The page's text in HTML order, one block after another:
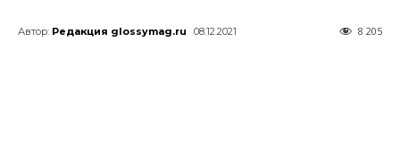
Автор: Редакция glossymag.ru 08.12.2021 8 205